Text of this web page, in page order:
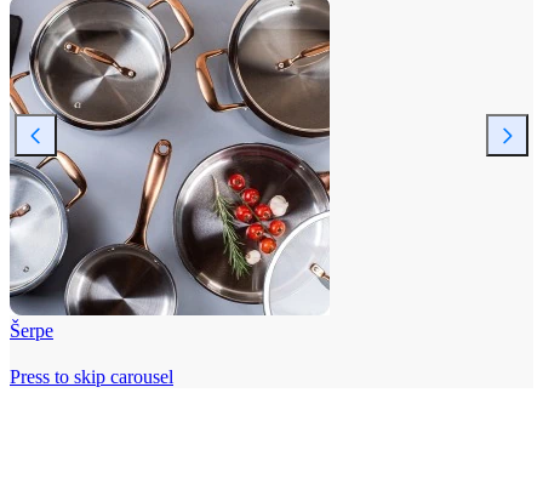
Šerpe
Press to skip carousel